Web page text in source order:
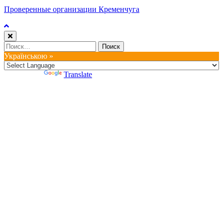
Проверенные организации Кременчуга
Найти:
Українською »
Translate